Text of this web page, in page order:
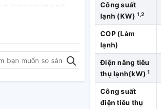
phẩm đạt được từ
Công suất
lạnh (KW) 1,2
COP (Làm
lạnh)
Điện năng tiêu
thụ lạnh(kW)1
Công suất
điện tiêu thụ